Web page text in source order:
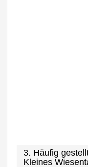
3. Häufig
Kleines